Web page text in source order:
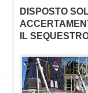
DISPOSTO
IL